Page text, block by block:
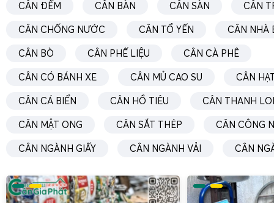
tường
Cân điện tử 3kg
Cân điện tử 6kg
Cân điện tử 30kg
Cân điện tử 60kg
Cân điện tử 150kg
Cân điện tử 500kg
Cân điện tử 1 tấn
CÂN ĐẾM CÂN BÀN CÂN SÀN CÂN
CÂN CHỐNG NƯỚC CÂN TỔ YẾN CÂN NHÀ
CÂN BÒ CÂN PHẾ LIỆU CÂN CÀ PHÊ
CÂN CÓ BÁNH XE CÂN MỦ CAO SU CÂN
CÂN CÁ BIỂN CÂN HỒ TIÊU CÂN THANH
CÂN MẬT ONG CÂN SẮT THÉP CÂN CÔNG
CÂN NGÀNH GIẤY CÂN NGÀNH VẢI CÂN